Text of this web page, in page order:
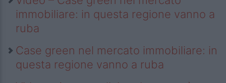
immobiliare: in questa regione vanno a
ruba
Case green nel mercato immobiliare: in
questa regione vanno a ruba